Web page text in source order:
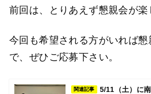
前回は、とりあえず懇親会が楽
今回も希望される方がいれば
で、ぜひご応募下さい。
関連記事
5/11（土）に